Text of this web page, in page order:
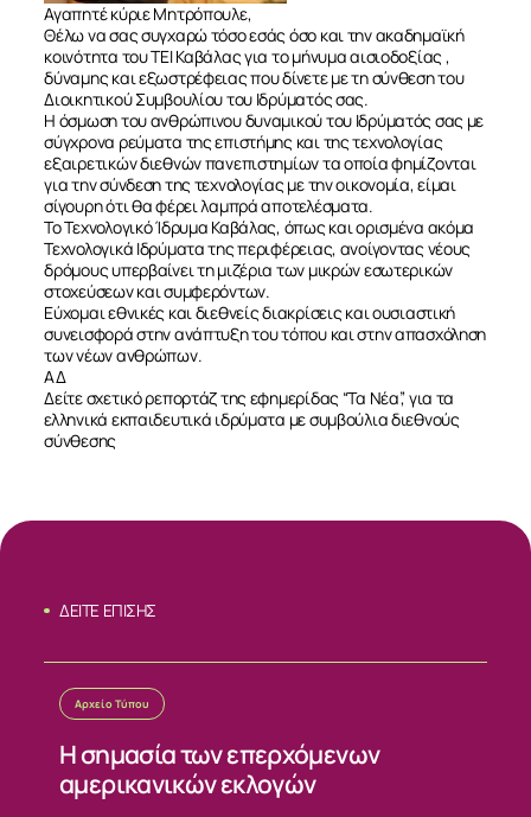
ΣΧΕΤΙΚΑ
ΝΕΑ
ΕΠΙΚΟΙΝΩΝΙΑ
Αγαπητέ κύριε Μητρόπουλε,
Θέλω να σας συγχαρώ τόσο εσάς όσο και την ακαδημαϊκή
κοινότητα του ΤΕΙ Καβάλας για το μήνυμα αισιοδοξίας ,
δύναμης και εξωστρέφειας που δίνετε με τη σύνθεση του
Διοικητικού Συμβουλίου του Ιδρύματός σας.
Η όσμωση του ανθρώπινου δυναμικού του Ιδρύματός σας με
σύγχρονα ρεύματα της επιστήμης και της τεχνολογίας
εξαιρετικών διεθνών πανεπιστημίων τα οποία φημίζονται
για την σύνδεση της τεχνολογίας με την οικονομία, είμαι
σίγουρη ότι θα φέρει λαμπρά αποτελέσματα.
Το Τεχνολογικό Ίδρυμα Καβάλας, όπως και ορισμένα ακόμα
Τεχνολογικά Ιδρύματα της περιφέρειας, ανοίγοντας νέους
δρόμους υπερβαίνει τη μιζέρια των μικρών εσωτερικών
στοχεύσεων και συμφερόντων.
Εύχομαι εθνικές και διεθνείς διακρίσεις και ουσιαστική
συνεισφορά στην ανάπτυξη του τόπου και στην απασχόληση
των νέων ανθρώπων.
ΑΔ
Δείτε σχετικό ρεπορτάζ της εφημερίδας “Τα Νέα”, για τα
ελληνικά εκπαιδευτικά ιδρύματα με συμβούλια διεθνούς
σύνθεσης
ΔΕΙΤΕ ΕΠΙΣΗΣ
Αρχείο Τύπου
Η σημασία των επερχόμενων
αμερικανικών εκλογών